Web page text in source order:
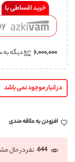
۶,۰۰۰,۰۰۰ دیگه به
در انبار موجود نمی باشد
افزودن به علاقه مندی
644 نفر در حال